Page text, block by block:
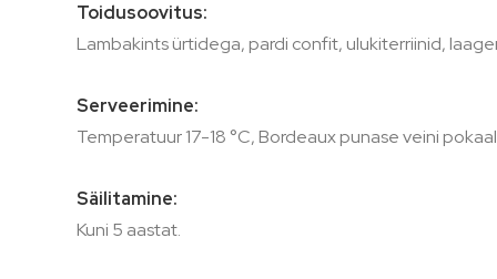
Toidusoovitus:
Lambakints ürtidega, pardi confit, ulukiterriinid,
Serveerimine:
Temperatuur 17-18 °C, Bordeaux punase veini
Säilitamine:
Kuni 5 aastat.